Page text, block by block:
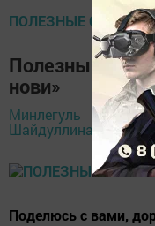
ПОЛЕЗНЫЕ СОВЕТЫ
Полезный
нови»
Минлегуль
Шайдуллина,
Поделюсь с вами,